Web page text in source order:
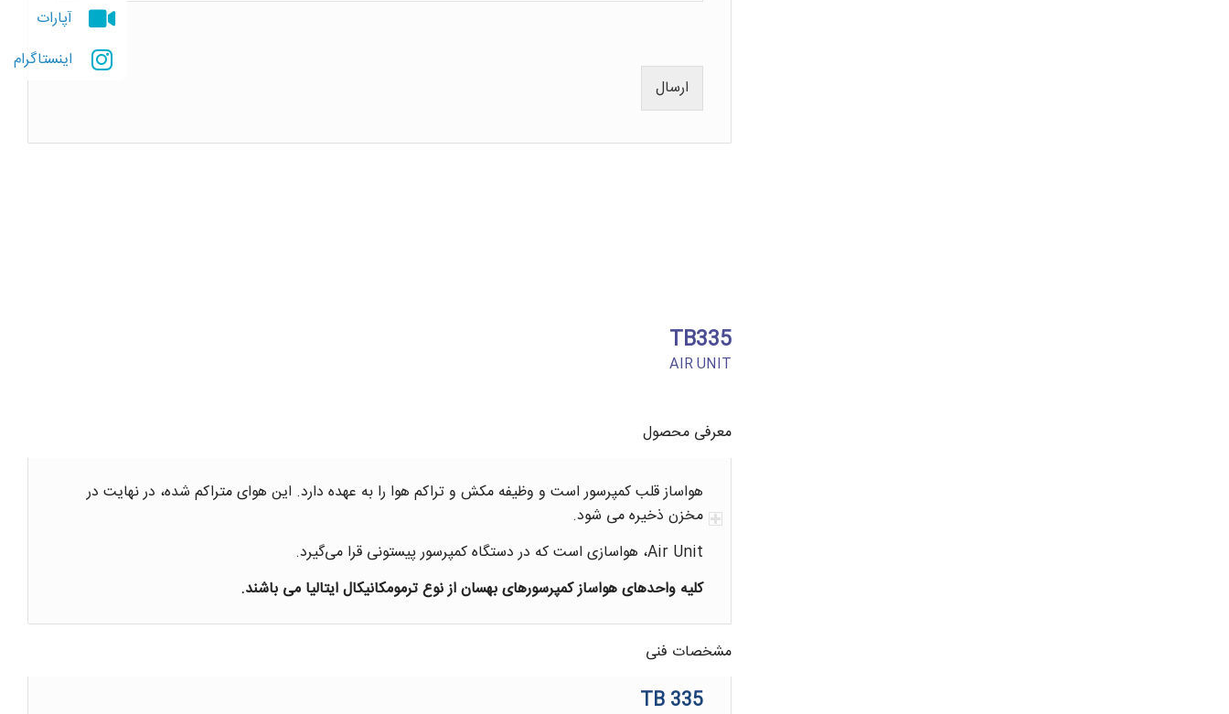
ارسال
TB335
AIR UNIT
معرفی محصول
هواساز قلب کمپرسور است و وظیفه مکش و تراکم هوا را به عهده دارد. این هوای متراکم شده، در نهایت در
مخزن ذخیره می شود.
Air Unit، هواسازی است که در دستگاه کمپرسور پیستونی قرا می‌گیرد.
کلیه واحدهای هواساز کمپرسورهای بهسان از نوع ترمومکانیکال ایتالیا می باشند.
مشخصات فنی
TB 335
آپارات
اینستاگرام